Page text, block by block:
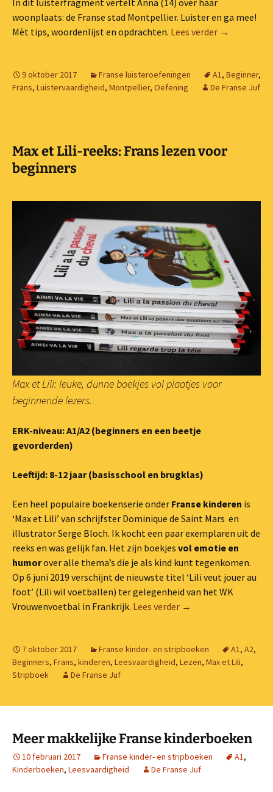
In dit luisterfragment vertelt Anna (14) over haar
woonplaats: de Franse stad Montpellier. Luister en ga mee!
Mèt tips, woordenlijst en opdrachten. Lees verder →
9 oktober 2017 Franse luisteroefeningen A1, Beginner,
Frans, Luistervaardigheid, Montpellier, Oefening De Franse Juf
Max et Lili-reeks: Frans lezen voor
beginners
Max et Lili: leuke, dunne boekjes vol plaatjes voor
beginnende lezers.
ERK-niveau: A1/A2 (beginners en een beetje
gevorderden)
Leeftijd: 8-12 jaar (basisschool en brugklas)
Een heel populaire boekenserie onder Franse kinderen is
‘Max et Lili’ van schrijfster Dominique de Saint Mars en
illustrator Serge Bloch. Ik kocht een paar exemplaren uit de
reeks en was gelijk fan. Het zijn boekjes vol emotie en
humorover alle thema’s die je als kind kunt tegenkomen.
Op 6 juni 2019 verschijnt de nieuwste titel ‘Lili veut jouer au
foot’ (Lili wil voetballen) ter gelegenheid van het WK
Vrouwenvoetbal in Frankrijk. Lees verder Max et Lili-reeks:
→
7 oktober 2017 Franse kinder- en stripboeken A1, A2,
Beginners, Frans, kinderen, Leesvaardigheid, Lezen, Max et Lili,
Stripboek
De Franse Juf
Meer makkelijke Franse kinderboeken
10 februari 2017 Franse kinder- en stripboeken A1,
Kinderboeken, Leesvaardigheid De Franse Juf